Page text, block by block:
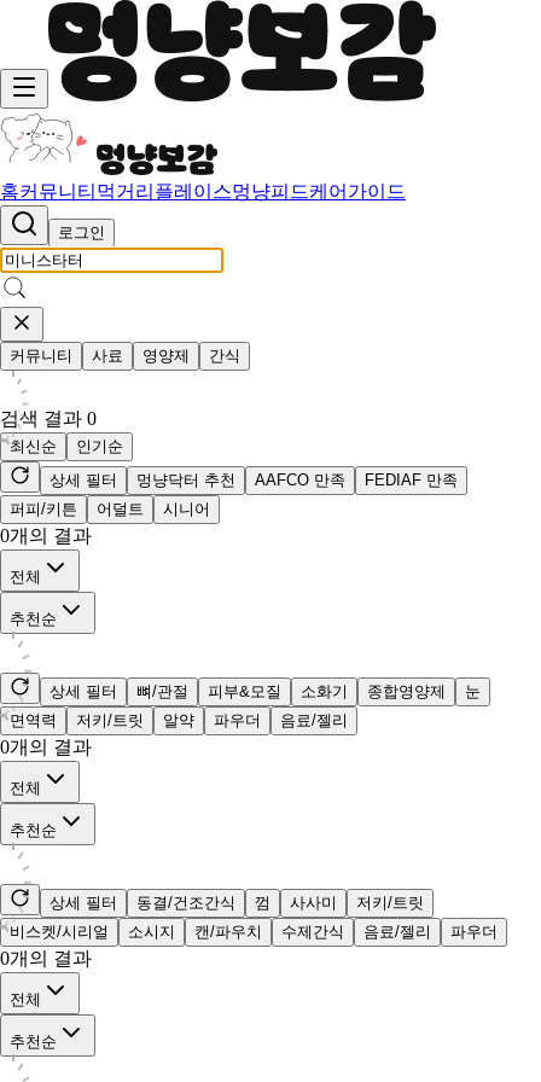
홈커뮤니티 먹거리 플레이스멍냥피드케어가이드
로그인
커뮤니티 사료 영양제 간식
검색 결과 0
최신순
인기순
상세 필터
멍냥닥터 추천 AAFCO 만족
FEDIAF 만족
퍼피/키튼
어덜트 시니어
0개의 결과
전체
추천순
상세 필터 뼈/관절 피부&모질 소화기 종합영양제
눈
면역력
저키/트릿 알약 파우더 음료/젤리
0개의 결과
전체
추천순
상세 필터 동결/건조간식 껌 사사미
저키/트릿
비스켓/시리얼
소시지 캔/파우치 수제간식 음료/젤리 파우더
0개의 결과
전체
추천순